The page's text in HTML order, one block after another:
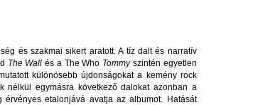
és szakmai sikert aratott. A tíz dalt és narratív
The Wall és a The Who Tommyszintén egyetlen
különösebb újdonságokat a kemény rock
nélkül egymásra következő dalokat azonban a
etalonjává avatja az albumot. Hatását